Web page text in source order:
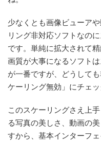
少なくとも画像ビューア
リング非対応ソフトなの
です。単純に拡大されて
画質が大事になるソフト
が一番ですが、どうして
ケーリング無効」にチェ
このスケーリングさえ上
る写真の美しさ、動画の
すから、基本インターフ